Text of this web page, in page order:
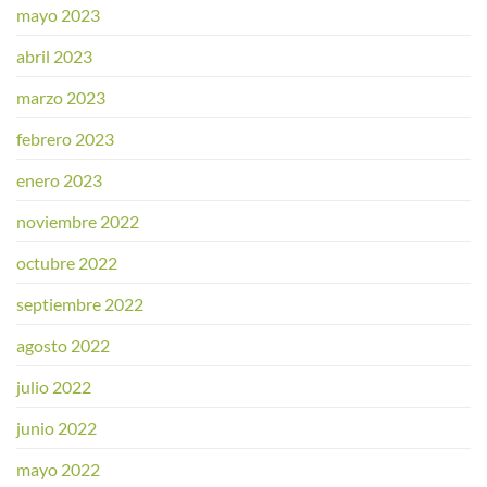
mayo 2023
abril 2023
marzo 2023
febrero 2023
enero 2023
noviembre 2022
octubre 2022
septiembre 2022
agosto 2022
julio 2022
junio 2022
mayo 2022